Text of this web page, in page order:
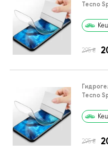
Tecno
295 ₴
Tecno
295 ₴